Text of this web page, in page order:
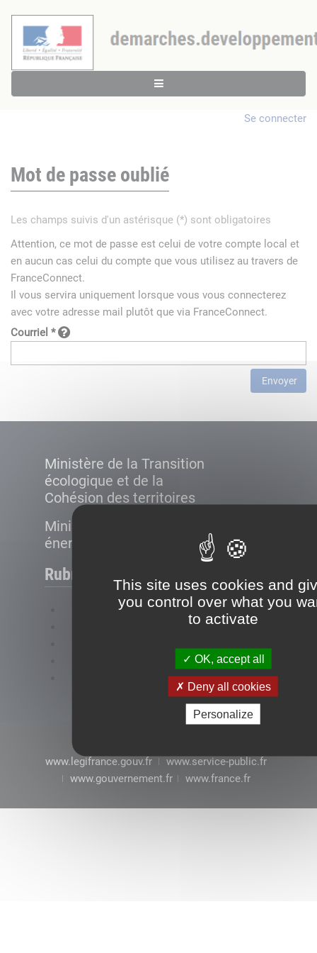
This site uses cookies and
you control over what you
to activate
OK, accept all
Deny all cookies
Personalize
Se connecter
Mot de passe oublié
Les champs suivis d'un astérisque (*) sont obligatoires
Attention, ce mot de passe est celui de votre compte local et
en aucun cas celui du compte que vous utilisez au travers de
FranceConnect.
Il vous servira uniquement lorsque vous vous connecterez
avec votre adresse mail plutôt que via FranceConnect.
Courriel *
Envoyer
Ministère de la Transition
écologique et de la
Cohésion des territoires
Ministère de la Transition
énergétique
Rubriques
www.legifrance.gouv.fr
www.service-public.fr
www.gouvernement.fr
www.france.fr